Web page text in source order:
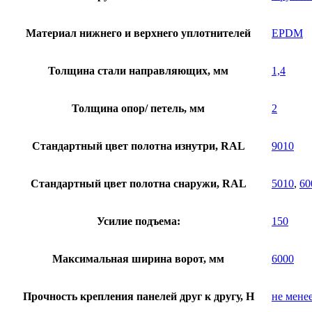
Материал нижнего и верхнего уплотнителей EPDM
Толщина стали направляющих, мм 1,4
Толщина опор/ петель, мм 2
Стандартный цвет полотна изнутри, RAL 9010
Стандартный цвет полотна снаружи, RAL 5010,
Усилие подъема: 150
Максимальная ширина ворот, мм 6000
Прочность крепления панелей друг к другу, Н не